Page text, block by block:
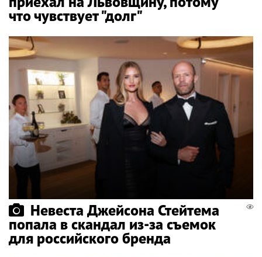
что чувствует "долг"
Невеста Джейсона Стейтема
попала в скандал из-за съемок
для российского бренда